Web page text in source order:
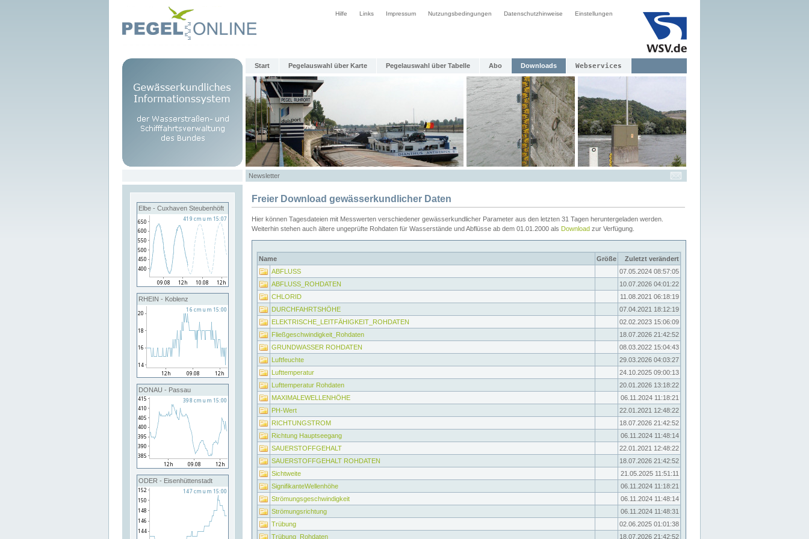
Hilfe Links Impressum Nutzungsbedingungen Datenschutzhinweise Einstellungen
Start Pegelauswahl über Karte Pegelauswahl über Tabelle Abo Downloads Webservices
Newsletter
Elbe - Cuxhaven Steubenhöft
RHEIN - Koblenz
DONAU - Passau
ODER - Eisenhüttenstadt
Freier Download gewässerkundlicher Daten
Hier können Tagesdateien mit Messwerten verschiedener gewässerkundlicher Parameter aus den letzten 31 Tagen heruntergeladen werden.
Weiterhin stehen auch ältere ungeprüfte Rohdaten für Wasserstände und Abflüsse ab dem 01.01.2000 als Download zur Verfügung.
Name Größe
Zuletzt verändert
ABFLUSS
07.05.2024 08:57:05
ABFLUSS_ROHDATEN
10.07.2026 04:01:22
CHLORID
11.08.2021 06:18:19
DURCHFAHRTSHÖHE
07.04.2021 18:12:19
ELEKTRISCHE_LEITFÄHIGKEIT_ROHDATEN
02.02.2023 15:06:09
Fließgeschwindigkeit_Rohdaten
18.07.2026 21:42:52
GRUNDWASSER ROHDATEN
08.03.2022 15:04:43
Luftfeuchte
29.03.2026 04:03:27
Lufttemperatur
24.10.2025 09:00:13
Lufttemperatur Rohdaten
20.01.2026 13:18:22
MAXIMALEWELLENHÖHE
06.11.2024 11:18:21
PH-Wert
22.01.2021 12:48:22
RICHTUNGSTROM
18.07.2026 21:42:52
Richtung Hauptseegang
06.11.2024 11:48:14
SAUERSTOFFGEHALT
22.01.2021 12:48:22
SAUERSTOFFGEHALT ROHDATEN
18.07.2026 21:42:52
Sichtweite
21.05.2025 11:51:11
SignifikanteWellenhöhe
06.11.2024 11:18:21
Strömungsgeschwindigkeit
06.11.2024 11:48:14
Strömungsrichtung
06.11.2024 11:48:31
Trübung
02.06.2025 01:01:38
Trübung_Rohdaten
18.07.2026 21:42:52